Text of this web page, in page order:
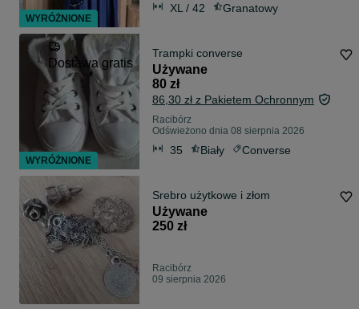
XL / 42 Granatowy
Dostawa gratis
Trampki converse
Używane
80 zł
86,30 zł z Pakietem Ochronnym
Racibórz
Odświeżono dnia 08 sierpnia 2026
35 Biały Converse
Srebro użytkowe i złom
Używane
250 zł
Racibórz
09 sierpnia 2026
WYRÓŻNIONE
WYRÓŻNIONE